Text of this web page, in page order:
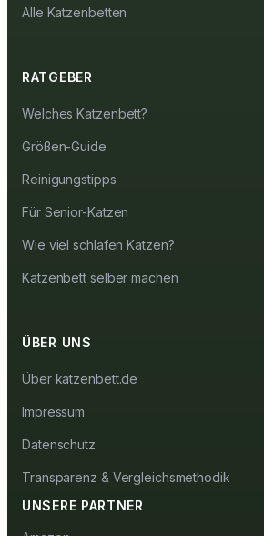
Alle Katzenbetten
RATGEBER
Welches Katzenbett?
Größen-Guide
Reinigungstipps
Für Senior-Katzen
Wie viel schlafen Katzen?
Katzenbett selber machen
ÜBER UNS
Über katzenbett.de
Impressum
Datenschutz
Transparenz & Vergleichsmethodik
UNSERE PARTNER